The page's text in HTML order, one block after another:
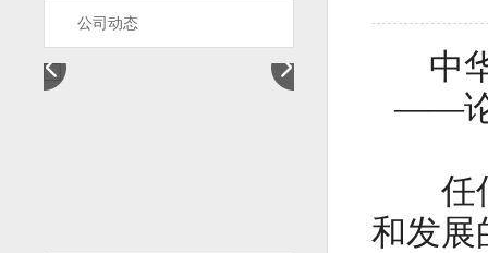
公司动态
赵季平：音乐的源泉是生活
中
——论
任何
和发展